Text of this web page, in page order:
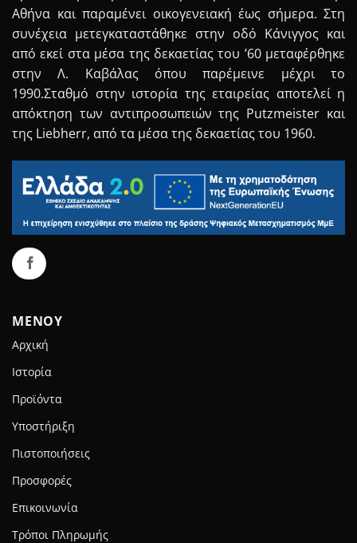
Αθήνα και παραμένει οικογενειακή έως σήμερα. Στη
συνέχεια μετεγκαταστάθηκε στην οδό Κάνιγγος και
από εκεί στα μέσα της δεκαετίας του ’60 μεταφέρθηκε
στην Λ. Καβάλας όπου παρέμεινε μέχρι το
1990.Σταθμό στην ιστορία της εταιρείας αποτελεί η
απόκτηση των αντιπροσωπειών της Putzmeister και
της Liebherr, από τα μέσα της δεκαετίας του 1960.
ΜΕΝΟΥ
Αρχική
Ιστορία
Προϊόντα
Υποστήριξη
Πιστοποιήσεις
Προσφορές
Επικοινωνία
Τρόποι Πληρωμής